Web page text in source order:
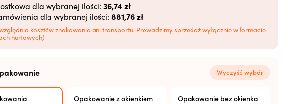
Od 2520+ szt.
dla wybranej ilości: 36,74 zł
dla wybranej ilości: 881,76 zł
kosztów znakowania ani transportu. Prowadzimy sprzedaż wyłącznie w formacie
hurtowych)
Wyczyść wybór
Opakowanie z okienkiem Opakowanie bez okienka